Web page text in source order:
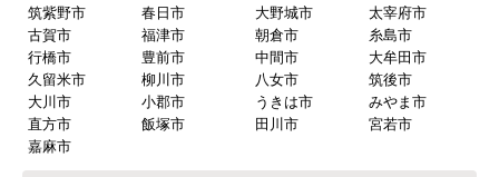
商品の梱包は必要十分なものでしたか？
またこのショップを利用したいですか？
筑紫野市
春日市 大野城市
太宰府市
古賀市
福津市 朝倉市
糸島市
行橋市
豊前市 中間市
大牟田市
久留米市
柳川市 八女市
筑後市
大川市
小郡市 うきは市
みやま市
直方市
飯塚市 田川市
宮若市
嘉麻市